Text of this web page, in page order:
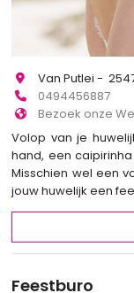
Van Putlei -
0494456887
Bezoek onze
Volop van je
hand, een
Misschien wel een
jouw huwelijk een
Feestburo